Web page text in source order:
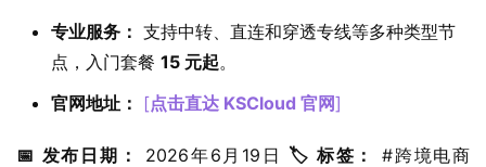
专业服务： 支持中转、直连和穿透专线等多种类型节
点，入门套餐 15 元起。
官网地址：
[点击直达 KSCloud 官网]
📅 发布日期： 2026年6月19日 🏷️ 标签：
#跨境电商